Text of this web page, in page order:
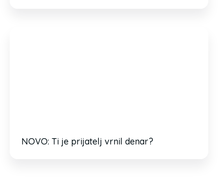
NOVO: Ti je prijatelj vrnil denar?